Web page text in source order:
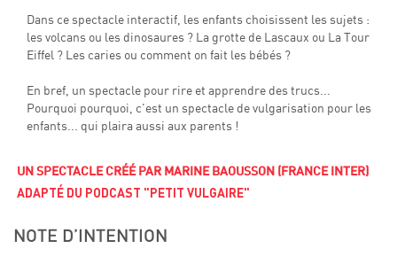
Dans ce spectacle interactif, les enfants choisissent les sujets :
les volcans ou les dinosaures ? La grotte de Lascaux ou La Tour
Eiffel ? Les caries ou comment on fait les bébés ?
En bref, un spectacle pour rire et apprendre des trucs...
Pourquoi pourquoi, c'est un spectacle de vulgarisation pour les
enfants... qui plaira aussi aux parents !
UN SPECTACLE CRÉÉ PAR MARINE BAOUSSON (FRANCE INTER)
ADAPTÉ DU PODCAST "PETIT VULGAIRE"
NOTE D’INTENTION